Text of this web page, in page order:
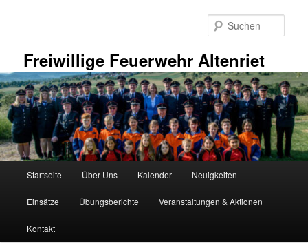
Freiwillige Feuerwehr Altenriet
Startseite Über Uns Kalender Neuigkeiten
Einsätze Übungsberichte Veranstaltungen & Aktionen
Kontakt